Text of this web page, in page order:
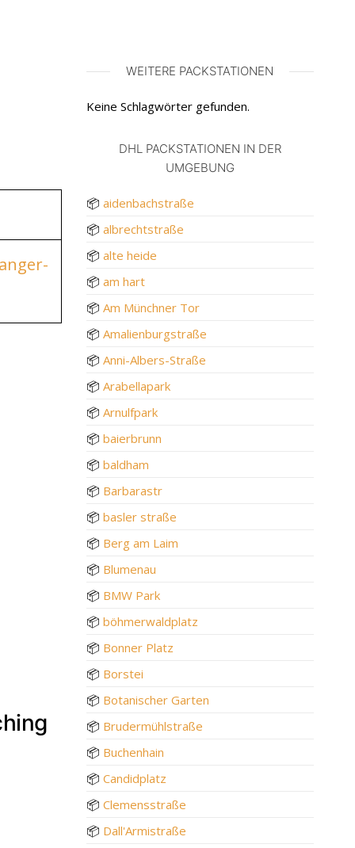
WEITERE PACKSTATIONEN
Keine Schlagwörter gefunden.
DHL PACKSTATIONEN IN DER
UMGEBUNG
📦 aidenbachstraße
📦 albrechtstraße
📦 alte heide
📦 am hart
📦 Am Münchner Tor
📦 Amalienburgstraße
📦 Anni-Albers-Straße
📦 Arabellapark
📦 Arnulfpark
📦 baierbrunn
📦 baldham
📦 Barbarastr
📦 basler straße
📦 Berg am Laim
📦 Blumenau
📦 BMW Park
📦 böhmerwaldplatz
📦 Bonner Platz
📦 Borstei
📦 Botanischer Garten
📦 Brudermühlstraße
📦 Buchenhain
📦 Candidplatz
📦 Clemensstraße
📦 Dall'Armistraße